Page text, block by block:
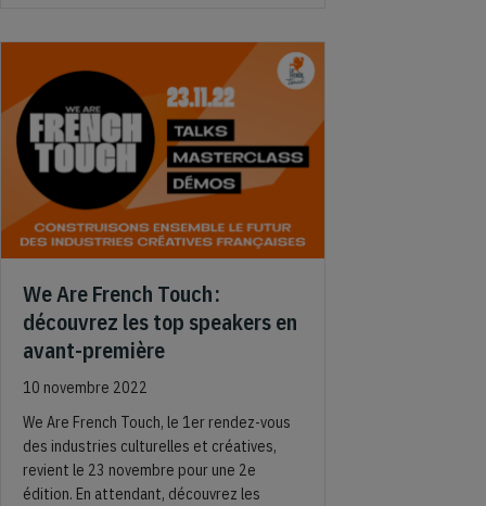
We Are French Touch :
découvrez les top speakers en
avant-première
10 novembre 2022
We Are French Touch, le 1er rendez-vous
des industries culturelles et créatives,
revient le 23 novembre pour une 2e
édition. En attendant, découvrez les